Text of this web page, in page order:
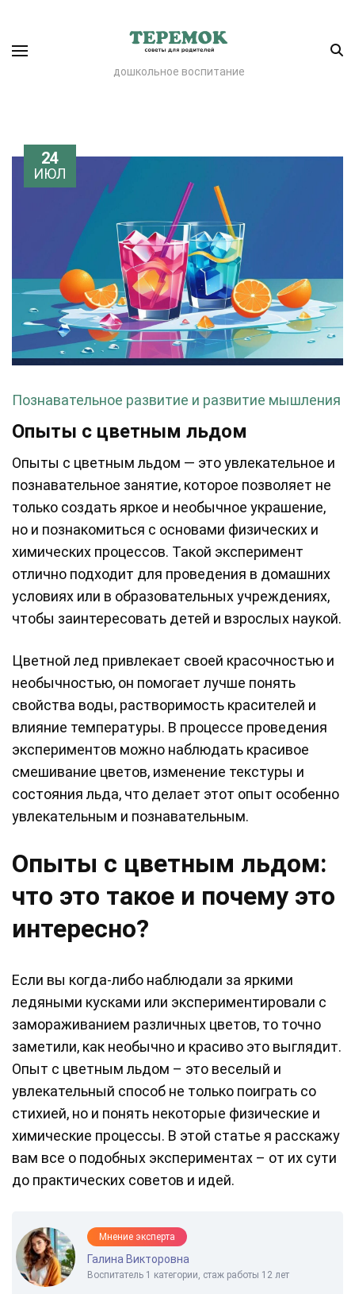
дошкольное воспитание
24
ИЮЛ
Познавательное развитие и развитие мышления
Опыты с цветным льдом
Опыты с цветным льдом — это увлекательное и
познавательное занятие, которое позволяет не
только создать яркое и необычное украшение,
но и познакомиться с основами физических и
химических процессов. Такой эксперимент
отлично подходит для проведения в домашних
условиях или в образовательных учреждениях,
чтобы заинтересовать детей и взрослых наукой.
Цветной лед привлекает своей красочностью и
необычностью, он помогает лучше понять
свойства воды, растворимость красителей и
влияние температуры. В процессе проведения
экспериментов можно наблюдать красивое
смешивание цветов, изменение текстуры и
состояния льда, что делает этот опыт особенно
увлекательным и познавательным.
Опыты с цветным льдом:
что это такое и почему это
интересно?
Если вы когда-либо наблюдали за яркими
ледяными кусками или экспериментировали с
замораживанием различных цветов, то точно
заметили, как необычно и красиво это выглядит.
Опыт с цветным льдом – это веселый и
увлекательный способ не только поиграть со
стихией, но и понять некоторые физические и
химические процессы. В этой статье я расскажу
вам все о подобных экспериментах – от их сути
до практических советов и идей.
Мнение эксперта
Галина Викторовна
Воспитатель 1 категории, стаж работы 12 лет